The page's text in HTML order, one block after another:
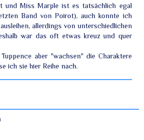
und Miss Marple ist es tatsächlich egal
Band von Poirot), auch konnte ich
allerdings von unterschiedlichen
war das oft etwas kreuz und quer
aber "wachsen" die Charaktere
ich sie hier Reihe nach.